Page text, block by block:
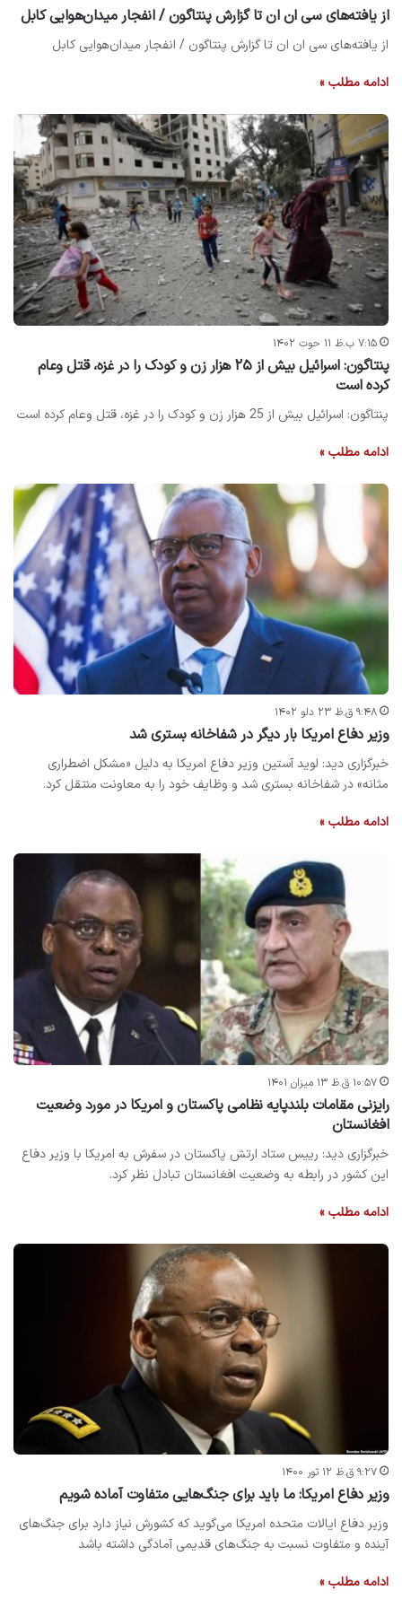
از یافته‌های سی ان ان تا گزارش پنتاگون / انفجار میدان‌هوایی کابل
از یافته‌های سی ان ان تا گزارش پنتاگون / انفجار میدان‌هوایی کابل
ادامه مطلب »
۷:۱۵ ب.ظ ۱۱ حوت ۱۴۰۲
پنتاگون: اسرائیل بیش از ۲۵ هزار زن و کودک را در غزه، قتل وعام
کرده است
پنتاگون: اسرائیل بیش از 25 هزار زن و کودک را در غزه، قتل وعام کرده است
ادامه مطلب »
۹:۴۸ ق.ظ ۲۳ دلو ۱۴۰۲
وزیر دفاع امریکا بار دیگر در شفاخانه بستری شد
خبرگزاری دید: لوید آستین وزیر دفاع امریکا به دلیل «مشکل اضطراری
مثانه» در شفاخانه بستری شد و وظایف خود را به معاونت منتقل کرد.
ادامه مطلب »
۱۰:۵۷ ق.ظ ۱۳ میزان ۱۴۰۱
رایزنی مقامات بلندپایه نظامی پاکستان و امریکا در مورد وضعیت
افغانستان
خبرگزاری دید: رییس ستاد ارتش پاکستان در سفرش به امریکا با وزیر دفاع
این کشور در رابطه به وضعیت افغانستان تبادل نظر کرد.
ادامه مطلب »
۹:۲۷ ق.ظ ۱۲ ثور ۱۴۰۰
وزیر دفاع امریکا: ما باید برای جنگ‌هایی متفاوت آماده شویم
وزیر دفاع ایالات متحده امریکا می‌گوید که کشورش نیاز دارد برای جنگ‌های
آینده و متفاوت نسبت به جنگ‌های قدیمی آمادگی داشته باشد
ادامه مطلب »